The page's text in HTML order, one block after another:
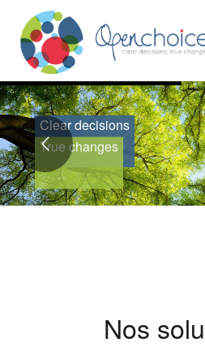
Clear decisions
True changes
Nos